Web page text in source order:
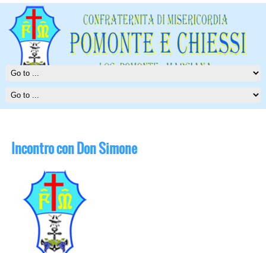
Incontro con Don Simone